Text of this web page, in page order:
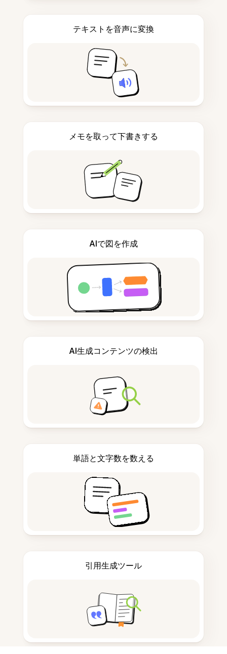
テキストを音声に変換
メモを取って下書きする
AIで図を作成
AI生成コンテンツの検出
単語と文字数を数える
引用生成ツール